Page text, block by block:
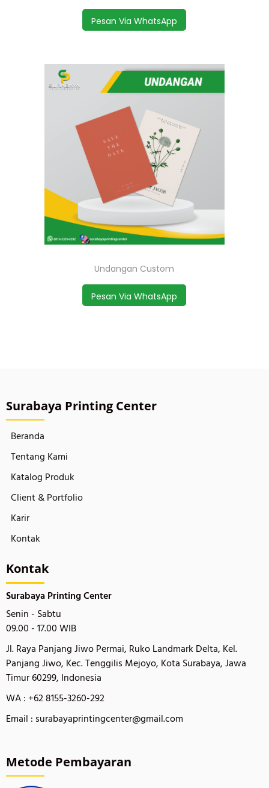
Pesan Via WhatsApp
Undangan Custom
Pesan Via WhatsApp
Surabaya Printing Center
Beranda
Tentang Kami
Katalog Produk
Client & Portfolio
Karir
Kontak
Kontak
Surabaya Printing Center
Senin - Sabtu
09.00 - 17.00 WIB
Jl. Raya Panjang Jiwo Permai, Ruko Landmark Delta, Kel.
Panjang Jiwo, Kec. Tenggilis Mejoyo, Kota Surabaya, Jawa
Timur 60299, Indonesia
WA : +62 8155-3260-292
Email : surabayaprintingcenter@gmail.com
Metode Pembayaran